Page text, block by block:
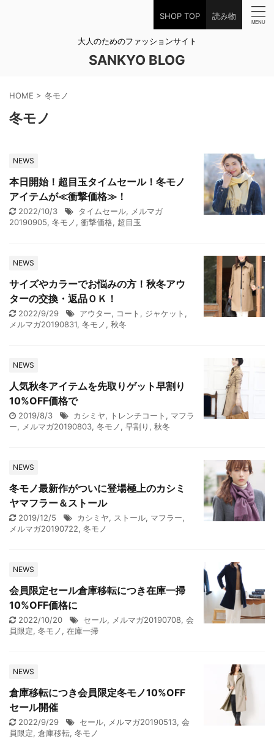
SHOP TOP 読み物
大人のためのファッションサイト
SANKYO BLOG
HOME > 冬モノ
冬モノ
NEWS
本日開始！超目玉タイムセール！冬モノ
アイテムが≪衝撃価格≫！
2022/10/3 タイムセール, メルマガ
20190905, 冬モノ, 衝撃価格, 超目玉
NEWS
サイズやカラーでお悩みの方！秋冬アウ
ターの交換・返品ＯＫ！
2022/9/29 アウター, コート , ジャケット ,
メルマガ20190831, 冬モノ, 秋冬
NEWS
人気秋冬アイテムを先取りゲット早割り
10%OFF価格で
2019/8/3 カシミヤ, トレンチコート , マフラ
ー, メルマガ20190803, 冬モノ, 早割り , 秋冬
NEWS
冬モノ最新作がついに登場極上のカシミ
ヤマフラー＆ストール
2019/12/5 カシミヤ, ストール, マフラー,
メルマガ20190722, 冬モノ
NEWS
会員限定セール倉庫移転につき在庫一掃
10%OFF価格に
2022/10/20 セール, メルマガ20190708, 会
員限定, 冬モノ, 在庫一掃
NEWS
倉庫移転につき会員限定冬モノ10%OFF
セール開催
2022/9/29 セール, メルマガ20190513, 会
員限定, 倉庫移転, 冬モノ